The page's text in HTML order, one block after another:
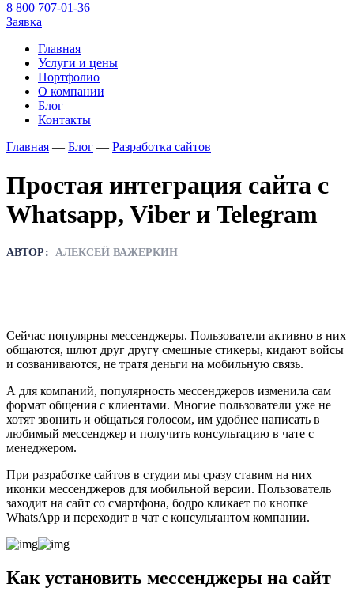
8 800 707-01-36
Заявка
Главная
Услуги и цены
Портфолио
О компании
Блог
Контакты
Главная — Блог — Разработка сайтов
Простая интеграция сайта с
Whatsapp, Viber и Telegram
АВТОР: АЛЕКСЕЙ ВАЖЕРКИН
Сейчас популярны мессенджеры. Пользователи активно в них
общаются, шлют друг другу смешные стикеры, кидают войсы
и созваниваются, не тратя деньги на мобильную связь.
А для компаний, популярность мессенджеров изменила сам
формат общения с клиентами. Многие пользователи уже не
хотят звонить и общаться голосом, им удобнее написать в
любимый мессенджер и получить консультацию в чате с
менеджером.
При разработке сайтов в студии мы сразу ставим на них
иконки мессенджеров для мобильной версии. Пользователь
заходит на сайт со смартфона, бодро кликает по кнопке
WhatsApp и переходит в чат с консультантом компании.
Как установить мессенджеры на сайт